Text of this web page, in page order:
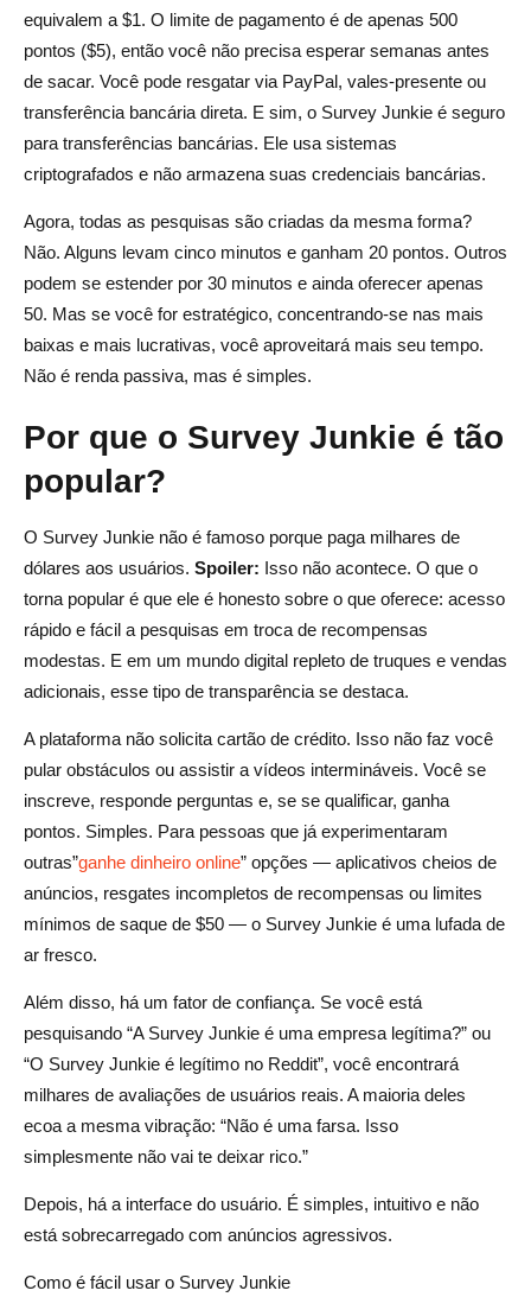
equivalem a $1. O limite de pagamento é de apenas 500
pontos ($5), então você não precisa esperar semanas antes
de sacar. Você pode resgatar via PayPal, vales-presente ou
transferência bancária direta. E sim, o Survey Junkie é seguro
para transferências bancárias. Ele usa sistemas
criptografados e não armazena suas credenciais bancárias.
Agora, todas as pesquisas são criadas da mesma forma?
Não. Alguns levam cinco minutos e ganham 20 pontos. Outros
podem se estender por 30 minutos e ainda oferecer apenas
50. Mas se você for estratégico, concentrando-se nas mais
baixas e mais lucrativas, você aproveitará mais seu tempo.
Não é renda passiva, mas é simples.
Por que o Survey Junkie é tão
popular?
O Survey Junkie não é famoso porque paga milhares de
dólares aos usuários. Spoiler: Isso não acontece. O que o
torna popular é que ele é honesto sobre o que oferece: acesso
rápido e fácil a pesquisas em troca de recompensas
modestas. E em um mundo digital repleto de truques e vendas
adicionais, esse tipo de transparência se destaca.
A plataforma não solicita cartão de crédito. Isso não faz você
pular obstáculos ou assistir a vídeos intermináveis. Você se
inscreve, responde perguntas e, se se qualificar, ganha
pontos. Simples. Para pessoas que já experimentaram
outras”ganhe dinheiro online” opções — aplicativos cheios de
anúncios, resgates incompletos de recompensas ou limites
mínimos de saque de $50 — o Survey Junkie é uma lufada de
ar fresco.
Além disso, há um fator de confiança. Se você está
pesquisando “A Survey Junkie é uma empresa legítima?” ou
“O Survey Junkie é legítimo no Reddit”, você encontrará
milhares de avaliações de usuários reais. A maioria deles
ecoa a mesma vibração: “Não é uma farsa. Isso
simplesmente não vai te deixar rico.”
Depois, há a interface do usuário. É simples, intuitivo e não
está sobrecarregado com anúncios agressivos.
Como é fácil usar o Survey Junkie